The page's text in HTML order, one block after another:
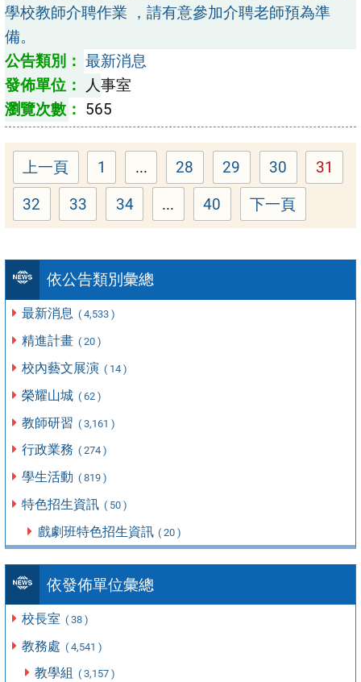
依公告類別彙總
最新消息 ( 4,533 )
精進計畫 ( 20 )
校內藝文展演 ( 14 )
榮耀山城 ( 62 )
教師研習 ( 3,161 )
行政業務 ( 274 )
學生活動 ( 819 )
特色招生資訊 ( 50 )
戲劇班特色招生資訊 ( 20 )
依發佈單位彙總
校長室 ( 38 )
教務處 ( 4,541 )
教學組 ( 3,157 )
學校教師介聘作業 ，請有意參加介聘老師預為準
備。
最新消息
人事室
565
上一頁 Page
1 ... Page
28 Page
29 Page
30 Page
31
Page
32 Page
33 Page
34 ... Page
40 下一頁